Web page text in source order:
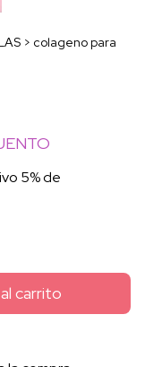
> colageno para
5% de